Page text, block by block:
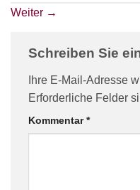
Weiter →
Schreiben Sie
Ihre E-Mail-Adresse
Erforderliche Felder
Kommentar*